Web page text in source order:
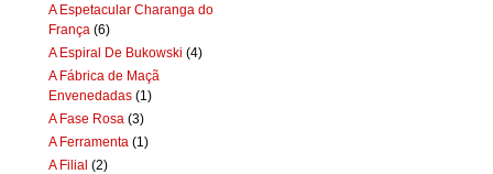
A Espetacular Charanga do
França (6)
A Espiral De Bukowski (4)
A Fábrica de Maçã
Envenedadas (1)
A Fase Rosa (3)
A Ferramenta (1)
A Filial (2)